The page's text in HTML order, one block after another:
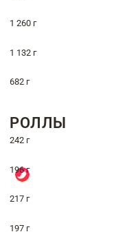
1 260 г
1 132 г
682 г
РОЛЛЫ
242 г
196 г
217 г
197 г